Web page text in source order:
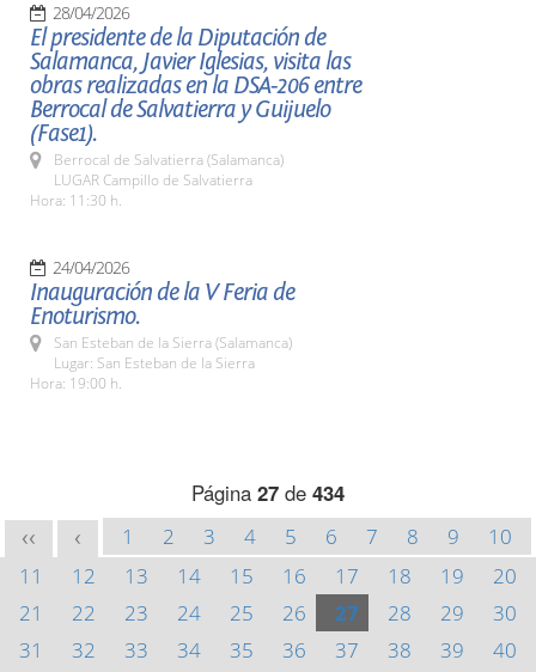
28/04/2026
El presidente de la Diputación de
Salamanca, Javier Iglesias, visita las
obras realizadas en la DSA-206 entre
Berrocal de Salvatierra y Guijuelo
(Fase1).
Berrocal de Salvatierra (Salamanca)
LUGAR Campillo de Salvatierra
Hora: 11:30 h.
24/04/2026
Inauguración de la V Feria de
Enoturismo.
San Esteban de la Sierra (Salamanca)
Lugar: San Esteban de la Sierra
Hora: 19:00 h.
Página 27 de 434
<< < 1 2 3 4 5 6 7 8 9
10
11
12 13 14 15 16 17 18 19
20
21
22 23 24 25 26 27 28 29
30
31
32 33 34 35 36 37 38 39
40